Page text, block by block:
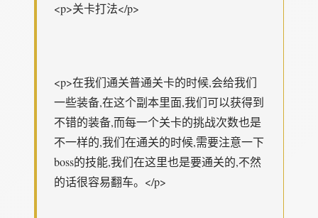
<p>关卡打法</p>
<p>在我们通关普通关卡的时候,会给我们
一些装备,在这个副本里面,我们可以获得到
不错的装备,而每一个关卡的挑战次数也是
不一样的,我们在通关的时候,需要注意一下
boss的技能,我们在这里也是要通关的,不然
的话很容易翻车。</p>